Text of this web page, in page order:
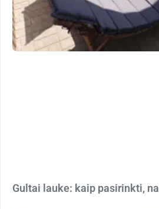
Gultai lauke: kaip pasirinkti,